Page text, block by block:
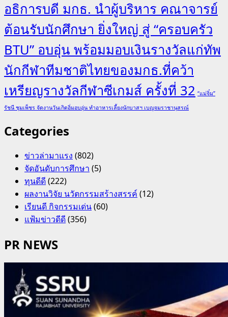
อธิการบดี มกธ. นำผู้บริหาร คณาจารย์
ต้อนรับนักศึกษา ยิ่งใหญ่ สู่ “ครอบครัว
BTU” อบอุ่น พร้อมมอบเงินรางวัลแก่ทัพ
นักกีฬาทีมชาติไทยของมกธ.ที่คว้า
เหรียญรางวัลกีฬาซีเกมส์ ครั้งที่ 32 “แม่จิ๋ม”
รัชนี ชุมเพ็ชร จัดงานวันเกิดอิ่มอบอุ่น ทำอาหารเลี้ยงนักบาสฯ เบญจมราชานุสรณ์
Categories
ข่าวล่ามาแรง (802)
จัดอันดับการศึกษา (5)
ทุนดีดี(222)
ผลงานวิจัย นวัตกรรมสร้างสรรค์(12)
เรียนดี กิจกรรมเด่น(60)
แฟ้มข่าวดีดี(356)
PR NEWS